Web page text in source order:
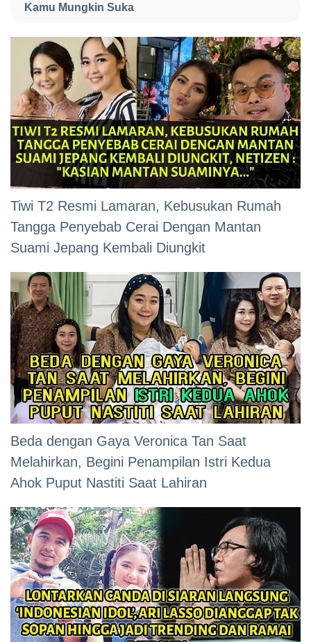
Kamu Mungkin Suka
Tiwi T2 Resmi Lamaran, Kebusukan Rumah
Tangga Penyebab Cerai Dengan Mantan
Suami Jepang Kembali Diungkit
Beda dengan Gaya Veronica Tan Saat
Melahirkan, Begini Penampilan Istri Kedua
Ahok Puput Nastiti Saat Lahiran